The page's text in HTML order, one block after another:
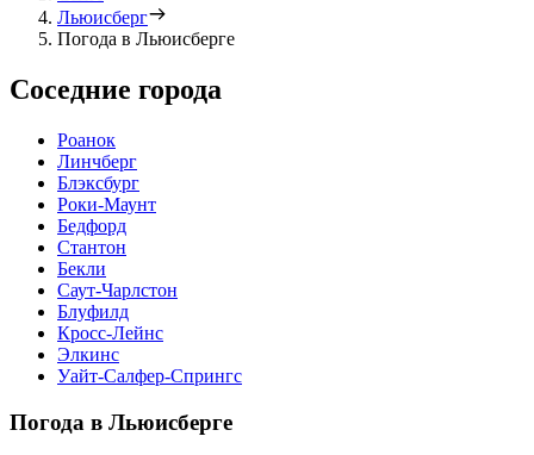
Льюисберг
Погода в Льюисберге
Соседние города
Роанок
Линчберг
Блэксбург
Роки-Маунт
Бедфорд
Стантон
Бекли
Саут-Чарлстон
Блуфилд
Кросс-Лейнс
Элкинс
Уайт-Салфер-Спрингс
Погода в Льюисберге